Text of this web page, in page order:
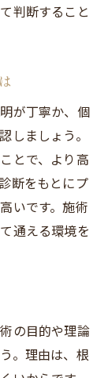
判断すること
が丁寧か、個
しましょう。
とで、より高
断をもとにプ
いです。施術
通える環境を
の目的や理論
。理由は、根